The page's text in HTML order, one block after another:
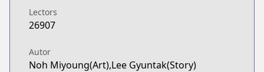
Lectors
26907
Autor
Noh Miyoung(Art),Lee Gyuntak(Story)